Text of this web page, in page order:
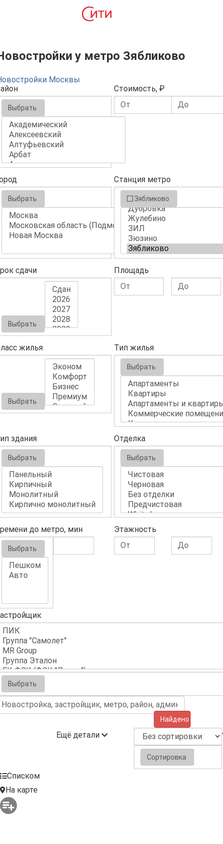
у метро Зябликово
Москвы
Выбрать
Стоимость, ₽
Выбрать
Станция метро
Зябликово
сдачи
Выбрать
Площадь
жилья
Выбрать
Тип жилья
Выбрать
здания
Выбрать
Отделка
Выбрать
до метро, мин
Выбрать
Этажность
Выбрать
Найдено (4)
Ещё детали
Сортировка
Списком
На карте